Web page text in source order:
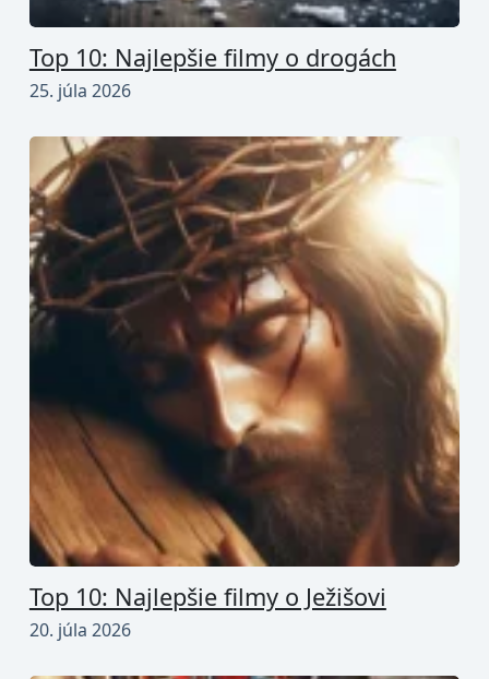
Top 10: Najlepšie filmy o drogách
25. júla 2026
Top 10: Najlepšie filmy o Ježišovi
20. júla 2026